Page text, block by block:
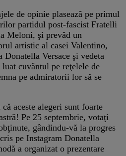
de opinie plasează pe primul
partidul post-fascist Fratelli
Meloni, şi prevăd un
artistic al casei Valentino,
Versace şi vedeta
cuvântul pe reţelele de
pe admiratorii lor să se
aceste alegeri sunt foarte
Pe 25 septembrie, votaţi
gândindu-vă la progres
pe Instagram Donatella
a organizat o prezentare